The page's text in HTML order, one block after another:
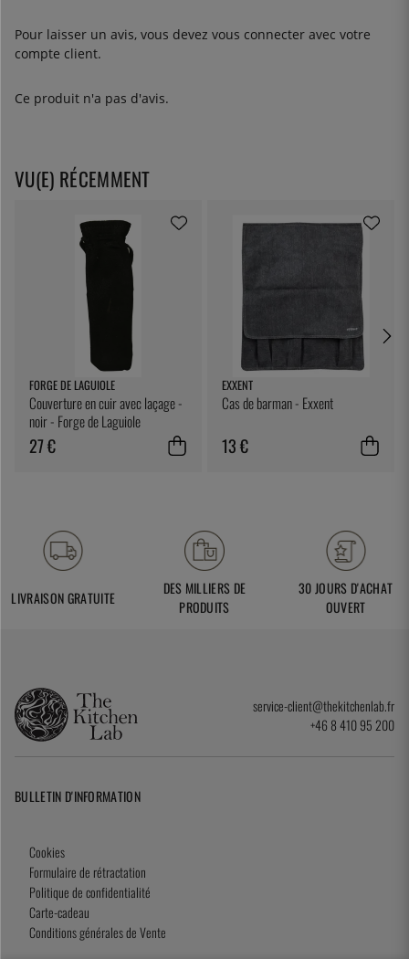
Pour laisser un avis, vous devez vous connecter avec votre
compte client.
Ce produit n'a pas d'avis.
VU(E) RÉCEMMENT
FORGE DE LAGUIOLE
Couverture en cuir avec laçage -
noir - Forge de Laguiole
27 €
EXXENT
Cas de barman - Exxent
13 €
LIVRAISON GRATUITE
DES MILLIERS DE
PRODUITS
30 JOURS D'ACHAT
OUVERT
service-client@thekitchenlab.fr
+46 8 410 95 200
BULLETIN D'INFORMATION
Cookies
Formulaire de rétractation
Politique de confidentialité
Carte-cadeau
Conditions générales de Vente